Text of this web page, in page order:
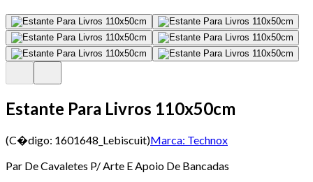
Estante Para Livros 110x50cm
(C�digo: 1601648_Lebiscuit)Marca: Technox
Par De Cavaletes P/ Arte E Apoio De Bancadas